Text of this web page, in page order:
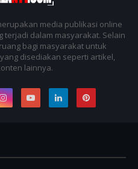
media publikasi online
dalam masyarakat. Selain
bagi masyarakat untuk
disediakan seperti artikel,
lainnya.